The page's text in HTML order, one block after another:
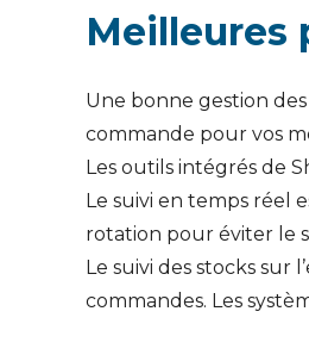
Meilleures
Une bonne gestion des
commande pour vos
Les outils intégrés de
Le suivi en temps réel
rotation pour éviter le
Le suivi des stocks sur
commandes. Les